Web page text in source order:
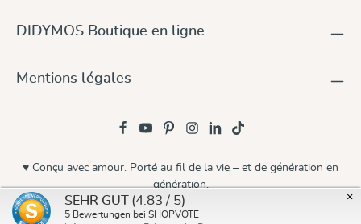
DIDYMOS Boutique en ligne
Mentions légales
© 2026 Didymos
♥ Conçu avec amour. Porté au fil de la vie – et de génération en
génération.
×
SEHR GUT (4.83 / 5)
5 Bewertungen bei SHOPVOTE